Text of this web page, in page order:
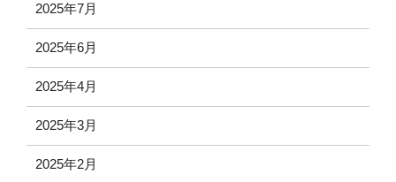
2025年7月
2025年6月
2025年4月
2025年3月
2025年2月